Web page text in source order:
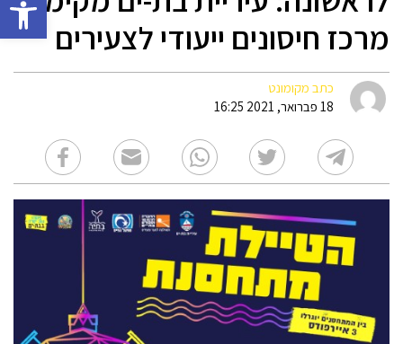
מרכז חיסונים ייעודי לצעירים
כתב מקומונט
18 פברואר, 2021 16:25